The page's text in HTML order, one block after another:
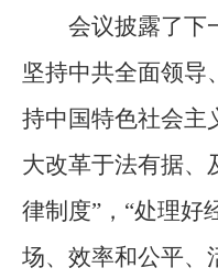
会议披露了下
坚持中共全面领导
持中国特色社会主
大改革于法有据、
律制度”，“处理好
场、效率和公平、